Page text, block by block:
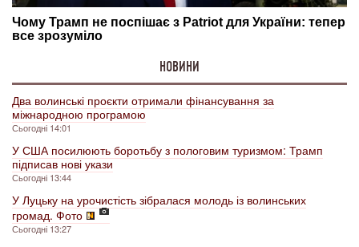
НОВИНИ
Два волинські проєкти отримали фінансування за
міжнародною програмою
Сьогодні 14:01
У США посилюють боротьбу з пологовим туризмом: Трамп
підписав нові укази
Сьогодні 13:44
У Луцьку на урочистість зібралася молодь із волинських
громад. Фото
Сьогодні 13:27